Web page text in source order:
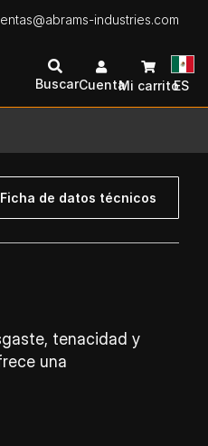
industries.com
BuscarCuentaMi carritoES
Ficha de datos técnicos
tenacidad y
una